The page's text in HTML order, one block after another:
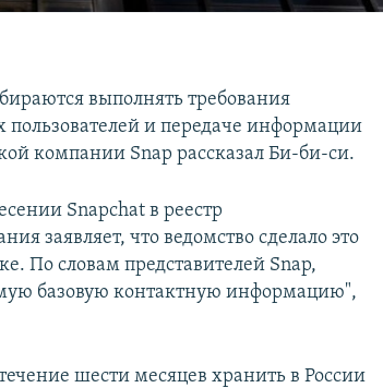
выполнять требования
и передаче информации
компании Snap рассказал Би-би-си.
Snapchat в реестр
заявляет, что ведомство сделало это
По словам представителей Snap,
базовую контактную информацию",
шести месяцев хранить в России